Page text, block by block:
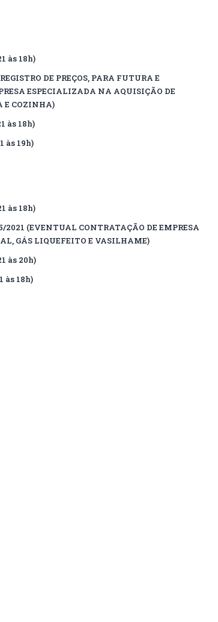
às 18h)
DE PREÇOS, PARA FUTURA E
ESPECIALIZADA NA AQUISIÇÃO DE
E COZINHA)
às 18h)
às 19h)
às 18h)
2021 (EVENTUAL CONTRATAÇÃO DE EMPRESA
GÁS LIQUEFEITO E VASILHAME)
às 20h)
às 18h)